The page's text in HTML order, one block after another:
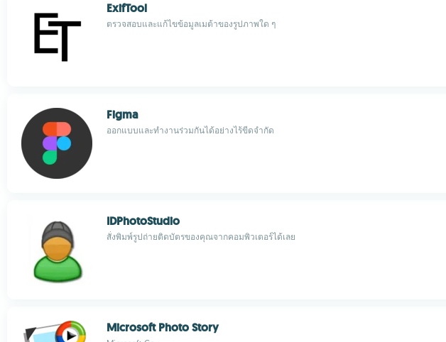
ExifTool
ตรวจสอบและแก้ไขข้อมูลเมต้าของรูปภาพใด ๆ
Figma
ออกแบบและทำงานร่วมกันได้อย่างไร้ขีดจำกัด
IDPhotoStudio
สั่งพิมพ์รูปถ่ายติดบัตรของคุณจากคอมพิวเตอร์ได้เลย
Microsoft Photo Story